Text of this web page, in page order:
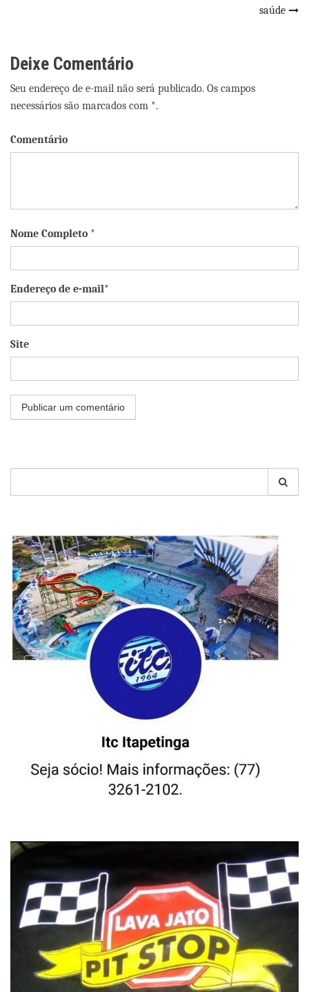
saúde
Deixe Comentário
Seu endereço de e-mail não será publicado. Os campos
necessários são marcados com *.
Comentário
Nome Completo *
Endereço de e-mail*
Site
por: